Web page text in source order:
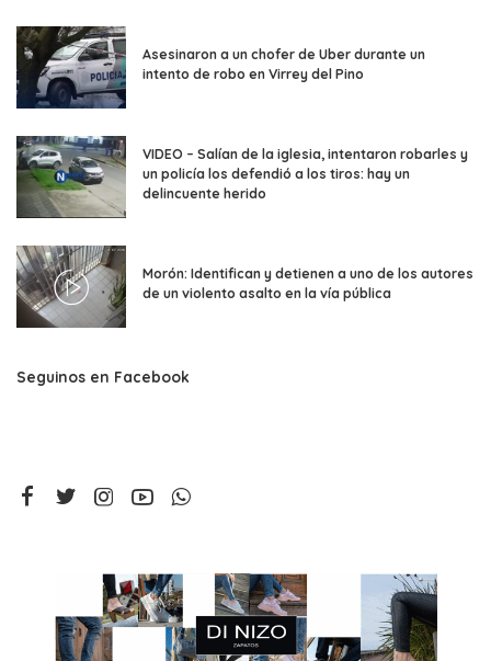
Asesinaron a un chofer de Uber durante un
intento de robo en Virrey del Pino
VIDEO – Salían de la iglesia, intentaron robarles y
un policía los defendió a los tiros: hay un
delincuente herido
Morón: Identifican y detienen a uno de los autores
de un violento asalto en la vía pública
Seguinos en Facebook